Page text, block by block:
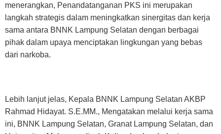
menerangkan, Penandatanganan PKS ini merupakan
langkah strategis dalam meningkatkan sinergitas dan kerja
sama antara BNNK Lampung Selatan dengan berbagai
pihak dalam upaya menciptakan lingkungan yang bebas
dari narkoba.
Lebih lanjut jelas, Kepala BNNK Lampung Selatan AKBP
Rahmad Hidayat. S.E.MM., Mengatakan melalui kerja sama
ini, BNNK Lampung Selatan, Granat Lampung Selatan, dan